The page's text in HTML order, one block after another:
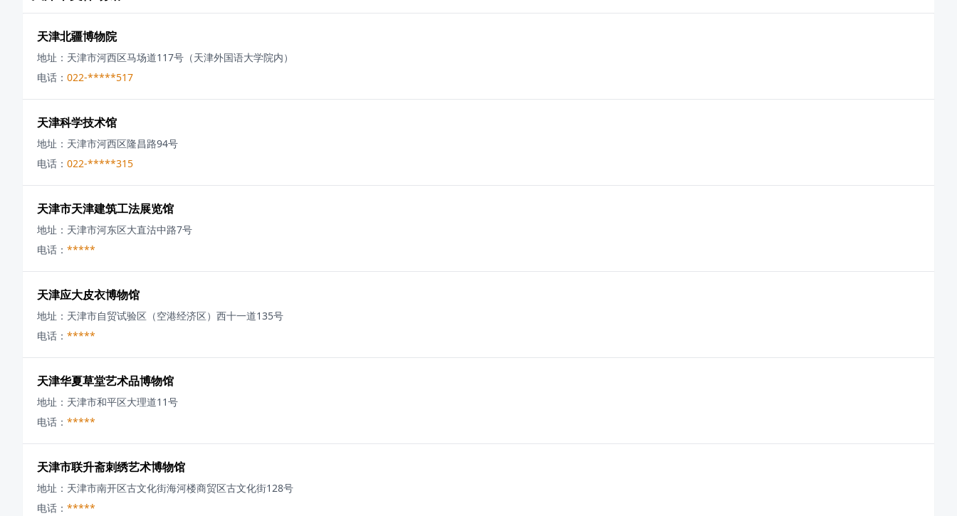
天津北疆博物院
地址： 天津市河西区马场道117号（天津外国语大学院内）
电话： 022-*****517
天津科学技术馆
地址： 天津市河西区隆昌路94号
电话： 022-*****315
天津市天津建筑工法展览馆
地址： 天津市河东区大直沽中路7号
电话： *****
天津应大皮衣博物馆
地址： 天津市自贸试验区（空港经济区）西十一道135号
电话： *****
天津华夏草堂艺术品博物馆
地址： 天津市和平区大理道11号
电话： *****
天津市联升斋刺绣艺术博物馆
地址： 天津市南开区古文化街海河楼商贸区古文化街128号
电话： *****